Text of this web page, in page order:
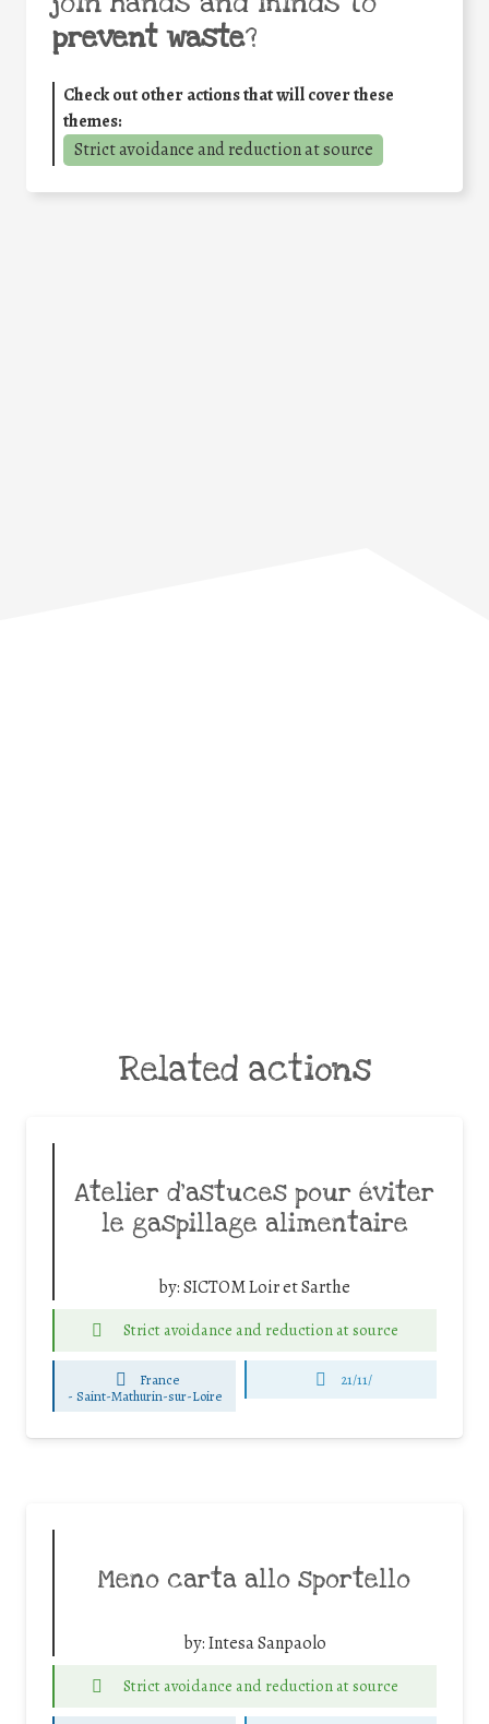
prevent waste?
Check out other actions that will cover these
themes:
Strict avoidance and reduction at source
Related actions
Atelier d’astuces pour éviter
le gaspillage alimentaire
by:SICTOM Loir et Sarthe
Strict avoidance and reduction at source
France
-Saint-Mathurin-sur-Loire
21/11/
Meno carta allo sportello
by:Intesa Sanpaolo
Strict avoidance and reduction at source